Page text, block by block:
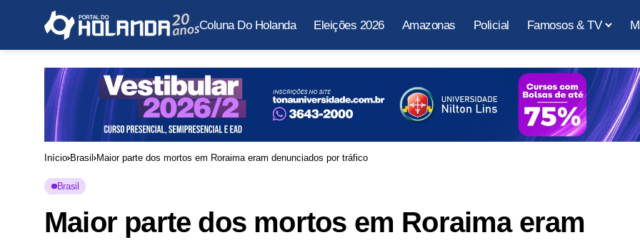
Coluna Do Holanda Eleições 2026 Amazonas Policial Famosos & TV
Início Brasil Maior parte dos mortos em Roraima eram denunciados por tráfico
Brasil
Maior parte dos mortos em Roraima eram